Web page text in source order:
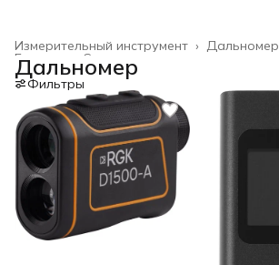
Дальномер
Измерительный инструмент ›
Строительство и ремонт
Главная
Дальномер
Фильтры